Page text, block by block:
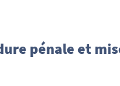
pénale et